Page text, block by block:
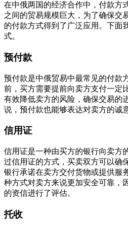
在中俄两国的经济合作中，付款方
之间的贸易规模巨大，为了确保交
的付款方式得到了广泛应用。下面
式。
预付款
预付款是中俄贸易中最常见的付款
前，买方需要提前向卖方支付一定
有效降低卖方的风险，确保交易的
说，预付款也能够表达对卖方的诚
信用证
信用证是一种由买方的银行向卖方
过信用证的方式，买卖双方可以确
银行承诺在卖方交付货物或提供服
种方式对卖方来说更加安全可靠，
的资信进行了评估。
托收